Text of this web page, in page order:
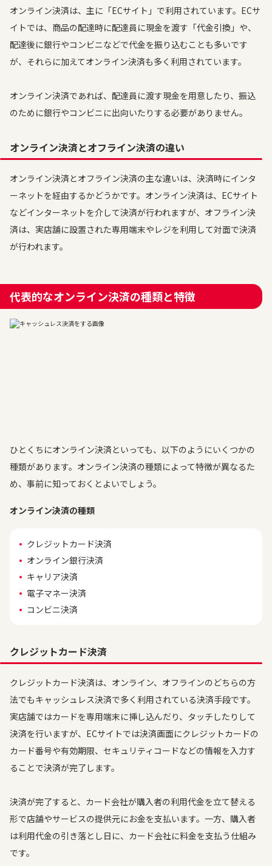
オンライン決済は、主に「ECサイト」で利用されています。ECサ
イトでは、商品の配達時に配達員に現金を渡す「代金引換」や、
配達後に銀行やコンビニなどで代金を振り込むことも多いです
が、それらに加えてオンライン決済も多く利用されています。
オンライン決済であれば、配達員に渡す現金を用意したり、振込
のために銀行やコンビニに出向いたりする必要がありません。
オンライン決済とオフライン決済の違い
オンライン決済とオフライン決済の主な違いは、決済時にインタ
ーネットを経由するかどうかです。オンライン決済は、ECサイト
などインターネットを介して決済が行われますが、オフライン決
済は、実店舗に設置された専用端末やレジを利用して対面で決済
が行われます。
代表的なオンライン決済の種類と特徴
ひとくちにオンライン決済といっても、以下のようにいくつかの
種類があります。オンライン決済の種類によって特徴が異なるた
め、事前に知っておくとよいでしょう。
オンライン決済の種類
クレジットカード決済
オンライン銀行決済
キャリア決済
電子マネー決済
コンビニ決済
クレジットカード決済
クレジットカード決済は、オンライン、オフラインのどちらの方
法でもキャッシュレス決済で多く利用されている決済手段です。
実店舗ではカードを専用端末に挿し込んだり、タッチしたりして
決済を行いますが、ECサイトでは決済画面にクレジットカードの
カード番号や有効期限、セキュリティコードなどの情報を入力す
ることで決済が完了します。
決済が完了すると、カード会社が購入者の利用代金を立て替える
形で店舗やサービスの提供元にお金を支払います。一方、購入者
は利用代金の引き落とし日に、カード会社に料金を支払う仕組み
です。